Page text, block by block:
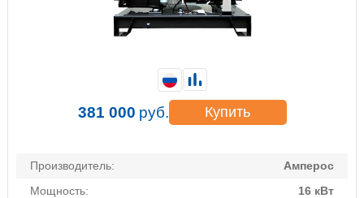
Производитель:
Амперос
Мощность:
16 кВт
381 000 руб. Купить